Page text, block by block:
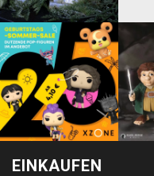
EINKAUFEN